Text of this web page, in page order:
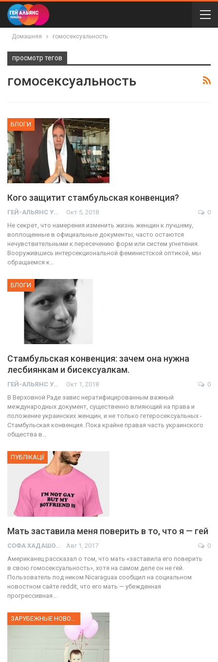
Домашняя гомосексуальность
просмотр тегов
гомосексуальность
БЛОГИ
Кого защитит стамбульская конвенция?
ГЕЙ-АЛЬЯНС УКРАИНА Окт 5, 2018
0
Не секрет, что намерения изменить жизнь женщин к лучшему,
воплощенные в официальные документы, часто остаются
нечувствительными к пересечению форм или систем угнетения.
Вооружившись интерсекциональной феминистской оптикой, мы
обращаемся к…
БЛОГИ
Стамбульская конвенция: зачем она нужна
лесбиянкам и бисексуалкам.
ГЕЙ-АЛЬЯНС УКРАИНА Окт 1, 2018
0
В Верховной Раде завис нератифицированным важный
международных документ, существенно влияющий на права и
положение украинских женщин, и не только гетеросексуальных -
Стамбульская конвенция. Пока крайне правая часть украинского
общества в…
ПУБЛІКАЦІЇ
Мать заставила меня поверить в то, что я — гей
СОФА ХАДАШОТ Авг 1, 2017
0
Американец рассказал о том, что мать «заставила его поверить
в свою гомосексуальность», хотя на самом деле он не гей.
Пользователь под ником Nicaraguaa сообщил на социальном
новостном сайте reddit, что его мать — убежденная
прогрессивная…